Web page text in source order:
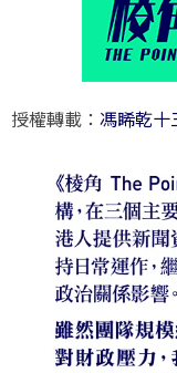
授權轉載： 馮睎乾十